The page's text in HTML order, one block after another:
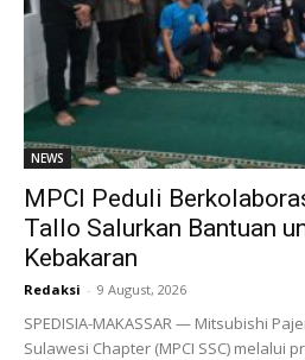
NEWS
MPCI Peduli
Tallo Salurkan Bantuan
Kebakaran
Redaksi - 9 August, 2026
SPEDISIA-MAKASSAR — Mitsubishi
Sulawesi Chapter (MPCI SSC) melalui